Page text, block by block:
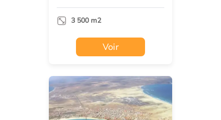
3 500 m2
Voir